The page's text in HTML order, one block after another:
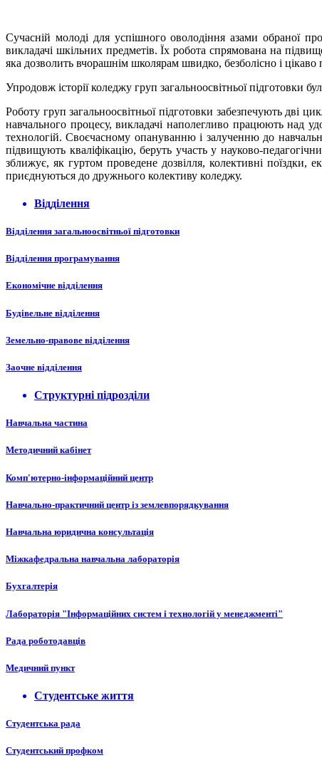
Сучасній молоді для успішного оволодіння азами обраної
викладачі шкільних предметів. Їх робота спрямована на
яка дозволить вчорашнім школярам швидко, безболісно і цікаво
Упродовж історії коледжу груп загальноосвітньої підготовки
Роботу груп загальноосвітньої підготовки забезпечують дві
навчального процесу, викладачі наполегливо працюють над
технологій. Своєчасному опануванню і залученню до
підвищують кваліфікацію, беруть участь у науково-
зближує, як гуртом проведене дозвілля, колективні поїздки,
приєднуються до дружнього колективу коледжу.
Відділення
Відділення загальноосвітньої підготовки
Відділення програмування
Економічне відділення
Будівельне відділення
Земельно-правове відділення
Заочне відділення
Структурні підрозділи
Навчальна частина
Методичний кабінет
Комп'ютерно-інформаційний центр
Навчально-практичний центр із землевпорядкування
Навчальна юридична консультація
Міжкафедральна навчальна лабораторія
Бухгалтерія
Лабораторія "Інформаційних систем і технологій у менеджменті"
Рада роботодавців
Медичний пункт
Студентське життя
Студентська рада
Студентський профком